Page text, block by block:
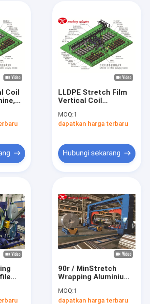
Coil
LLDPE Stretch Film
Vertical Coil
11.0kw Aluminium
Coil Packing Line
MOQ:1
dapatkan harga terbaru
Hubungi sekarang
90r / MinStretch
Wrapping Aluminium
Line Dengan
Penyimpanan
MOQ:1
dapatkan harga terbaru